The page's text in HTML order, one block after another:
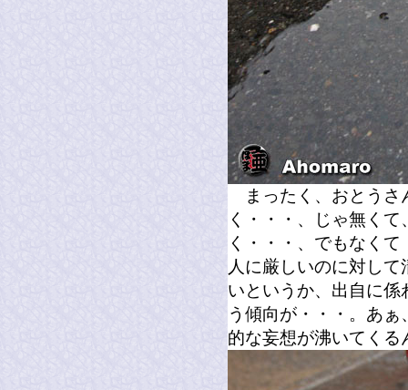
まったく、おとうさ
く・・・、じゃ無く
く・・・、でもなく
人に厳しいのに対し
いというか、出自に
う傾向が・・・。あ
的な妄想が沸いてくる